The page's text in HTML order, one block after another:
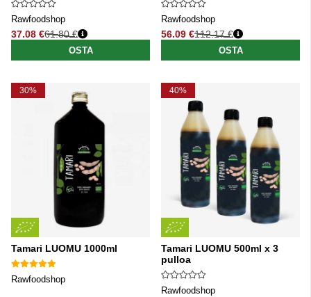
Rawfoodshop
37.08 €
Normaali hinta
61.80 €
OSTA
Rawfoodshop
56.09 €
Normaali hinta
112.17 €
OSTA
30%
Tamari LUOMU 1000ml
Rawfoodshop
40%
Tamari LUOMU 500ml x 3
pulloa
Rawfoodshop